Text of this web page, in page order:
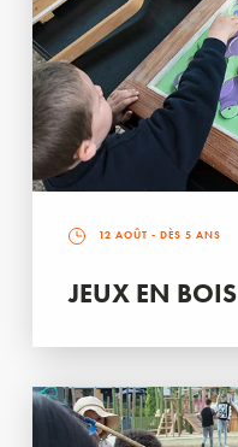
12 AOÛT - DÈS 5 ANS
JEUX EN BOIS